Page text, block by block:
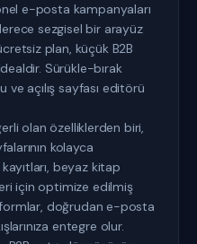
e-posta kampanyaları
sezgisel bir arayüz
plan, küçük B2B
Sürükle-bırak
açılış sayfası editörü
olan özelliklerden biri,
kolayca
beyaz kitap
için optimize edilmiş
doğrudan e-posta
entegre olur.